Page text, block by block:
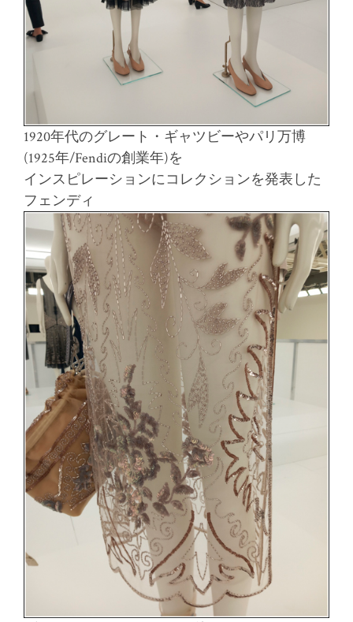
1920年代のグレート・ギャツビーやパリ万博
(1925年/Fendiの創業年)を
インスピレーションにコレクションを発表した
フェンディ